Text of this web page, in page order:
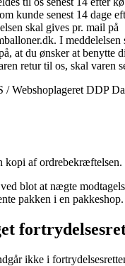
kunde senest 14 dage
skal gives pr. mail på
I meddelelsen
at du ønsker at benytte
retur til os, skal varen
/ Webshoplageret DDP
kopi af ordrebekræftelsen.
blot at nægte
pakken i en pakkeshop.
ikke i